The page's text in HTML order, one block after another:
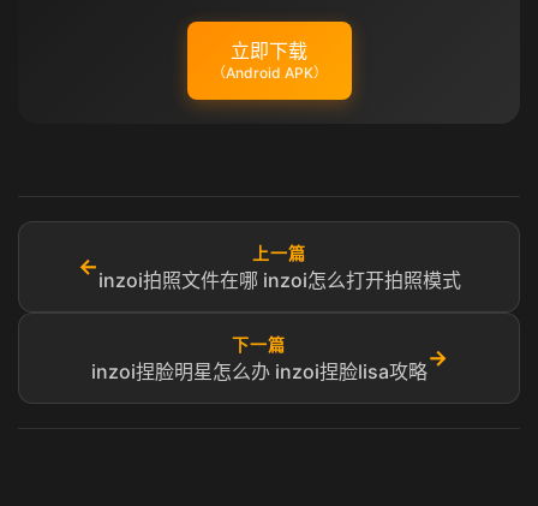
立即下载
（Android APK）
←
上一篇
inzoi拍照文件在哪 inzoi怎么打开拍照模式
下一篇
inzoi捏脸明星怎么办 inzoi捏脸lisa攻略
→